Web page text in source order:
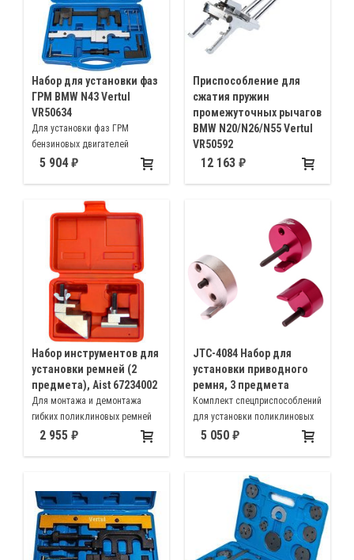
Набор для установки фаз
ГРМ BMW N43 Vertul
VR50634
Для установки фаз ГРМ
бензиновых двигателей
автомобилей BMW N43 1.6 и 2.0
5 904
Приспособление для
сжатия пружин
промежуточных рычагов
BMW N20/N26/N55 Vertul
VR50592
Lля снятия и установки
12 163
Набор инструментов для
установки ремней (2
предмета), Aist 67234002
Для монтажа и демонтажа
гибких поликлиновых ремней
без повреждений
2 955
JTC-4084 Набор для
установки приводного
ремня, 3 предмета
Комплект спецприспособлений
для установки поликлиновых
ремней Форд (Ford), Мазда
Ситроен (Citroen), Фиат (Fiat),
5 050